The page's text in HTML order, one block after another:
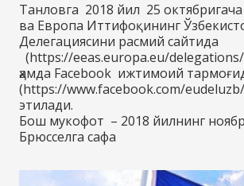
Танловга 2018 йил 25 октябригача
ва Европа Иттифоқининг
Делегациясини расмий сайтида
(https://eeas.europa.eu/
ҳамда Facebook ижтимоий
(https://www.facebook.com/
этилади.
Бош мукофот – 2018 йилнинг
Брюсселга сафа